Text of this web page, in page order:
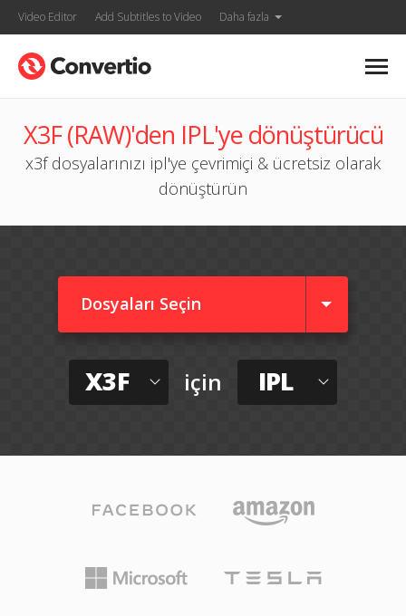
Video Editor Add Subtitles to Video Daha fazla
X3F (RAW)'den IPL'ye dönüştürücü
x3f dosyalarınızı ipl'ye çevrimiçi & ücretsiz olarak
dönüştürün
Dosyaları Seçin
X3F için IPL